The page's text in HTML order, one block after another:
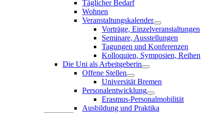
Täglicher Bedarf
Wohnen
Veranstaltungskalender
Vorträge, Einzelveranstaltungen
Seminare, Ausstellungen
Tagungen und Konferenzen
Kolloquien, Symposien, Reihen
Die Uni als Arbeitgeberin
Offene Stellen
Universität Bremen
Personalentwicklung
Erasmus-Personalmobilität
Ausbildung und Praktika